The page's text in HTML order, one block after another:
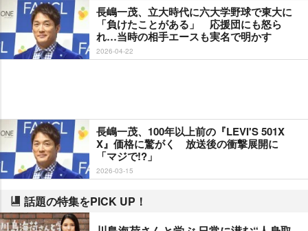
長嶋一茂、立大時代に六大学野球で東大に
「負けたことがある」 応援団にも怒ら
れ…当時の相手エースも実名で明かす
2026-04-22
長嶋一茂、100年以上前の『LEVI'S 501X
X』価格に驚がく 放送後の衝撃展開に
「マジで!?」
2026-03-15
話題の特集をPICK UP！